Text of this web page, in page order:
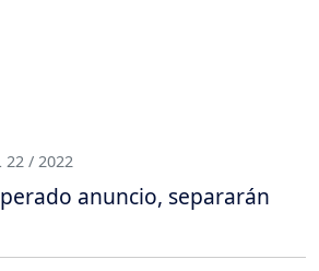
22 / 2022
anuncio, separarán